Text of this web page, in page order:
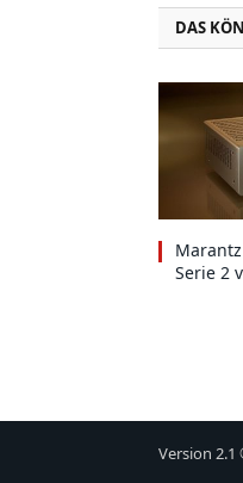
DAS
Serie 2
Version 2.1